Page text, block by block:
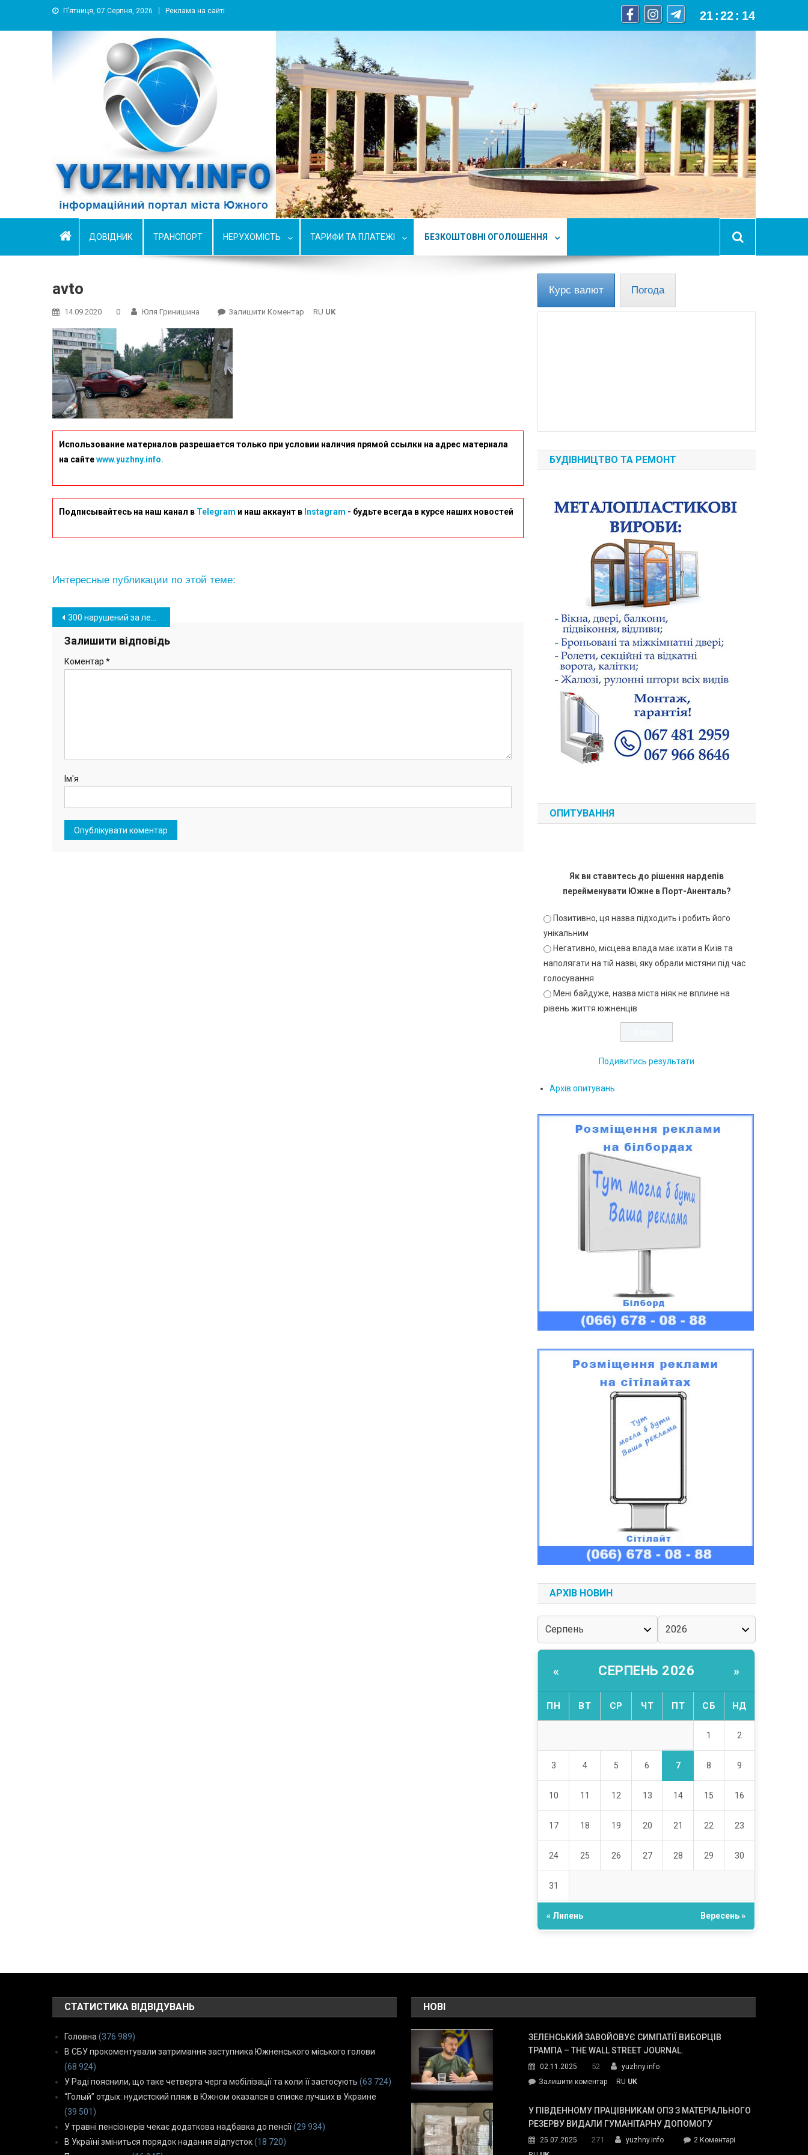
П’ятниця, 07 Серпня, 2026 Реклама на сайті 21 :22 : 15
YUZHNY.INFO
информационный портал города Южный
ДОВІДНИК ТРАНСПОРТ НЕРУХОМІСТЬ ТАРИФИ ТА ПЛАТЕЖІ БЕЗКОШТОВНІ ОГОЛОШЕННЯ
avto
14.09.2020 0 Юля Гринишина Залишити Коментар RU UK
Использование материалов разрешается только при условии наличия прямой ссылки на адрес материала
на сайтеwww.yuzhny.info.
Подписывайтесь на наш канал в Telegram и наш аккаунт в Instagram - будьте всегда в курсе наших новостей
Интересные публикации по этой теме:
Навігація
записів
300 нарушений за лето: «автохамство» в Южном – образ жизни или следствие нехватки парковок?
Залишити відповідь
Коментар *
Ім'я
Курс валют Погода
БУДІВНИЦТВО ТА РЕМОНТ
ОПИТУВАННЯ
Як ви ставитесь до рішення нардепів
перейменувати Южне в Порт-Аненталь?
Позитивно, ця назва підходить і робить його
унікальним
Негативно, місцева влада має їхати в Київ та
наполягати на тій назві, яку обрали містяни під час
голосування
Мені байдуже, назва міста ніяк не вплине на
рівень життя южненців
Подивитись результати
Архів опитувань
АРХІВ НОВИН
« СЕРПЕНЬ 2026 »
ПН ВТ СР ЧТ ПТ СБ НД
1 2
3 4 5 6 7 8 9
10 11 12 13 14 15 16
17 18 19 20 21 22 23
24 25 26 27 28 29 30
31
« Липень Вересень »
СТАТИСТИКА ВІДВІДУВАНЬ
Головна (376 989)
В СБУ прокоментували затримання заступника Южненського міського голови
(68 924)
У Раді пояснили, що таке четверта черга мобілізації та коли її застосують (63 724)
“Голый” отдых: нудистский пляж в Южном оказался в списке лучших в Украине
(39 501)
У травні пенсіонерів чекає додаткова надбавка до пенсії (29 934)
В Україні зміниться порядок надання відпусток (18 720)
НОВІ
ЗЕЛЕНСЬКИЙ ЗАВОЙОВУЄ СИМПАТІЇ ВИБОРЦІВ
ТРАМПА – THE WALL STREET JOURNAL.
02.11.2025 52
yuzhny.info
Залишити коментарon
завойовує
симпатії
Трампа
RU UK
У ПІВДЕННОМУ ПРАЦІВНИКАМ ОПЗ З МАТЕРІАЛЬНОГО
РЕЗЕРВУ ВИДАЛИ ГУМАНІТАРНУ ДОПОМОГУ
25.07.2025 271 yuzhny.info 2 Коментарідо